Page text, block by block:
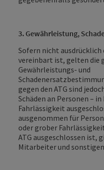
3. Gewährleistung,
Sofern nicht
vereinbart ist, gelten die
Gewährleistungs- und
gegen den ATG sind
Schäden an Personen –
Fahrlässigkeit
ausgenommen für
oder grober
ATG ausgeschlossen ist,
Mitarbeiter und